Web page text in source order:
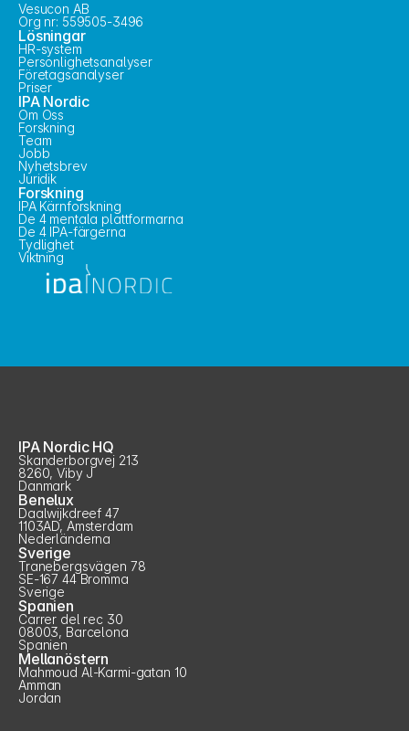
Vesucon AB
Org nr: 559505-3496
Lösningar
HR-system
Personlighetsanalyser
Företagsanalyser
Priser
IPA Nordic
Om Oss
Forskning
Team
Jobb
Nyhetsbrev
Juridik
Forskning
IPA Kärnforskning
De 4 mentala plattformarna
De 4 IPA-färgerna
Tydlighet
Viktning
IPA Nordic HQ
Skanderborgvej 213
8260, Viby J
Danmark
Benelux
Daalwijkdreef 47
1103AD, Amsterdam
Nederländerna
Sverige
Tranebergsvägen 78
SE-167 44 Bromma
Sverige
Spanien
Carrer del rec 30
08003, Barcelona
Spanien
Mellanöstern
Mahmoud Al-Karmi-gatan 10
Amman
Jordan